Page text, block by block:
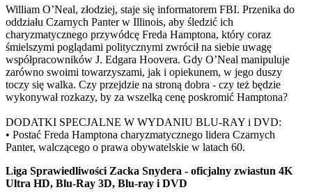
William O’Neal, złodziej, staje się informatorem FBI. Przenika do
oddziału Czarnych Panter w Illinois, aby śledzić ich
charyzmatycznego przywódcę Freda Hamptona, który coraz
śmielszymi poglądami politycznymi zwrócił na siebie uwagę
współpracowników J. Edgara Hoovera. Gdy O’Neal manipuluje
zarówno swoimi towarzyszami, jak i opiekunem, w jego duszy
toczy się walka. Czy przejdzie na stroną dobra - czy też będzie
wykonywał rozkazy, by za wszelką cenę poskromić Hamptona?
DODATKI SPECJALNE W WYDANIU BLU-RAY i DVD:
• Postać Freda Hamptona charyzmatycznego lidera Czarnych
Panter, walczącego o prawa obywatelskie w latach 60.
Liga Sprawiedliwości Zacka Snydera - oficjalny zwiastun 4K
Ultra HD, Blu-Ray 3D, Blu-ray i DVD